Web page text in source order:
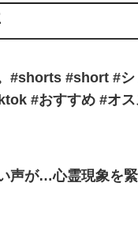
#shorts #short #シ
#おすすめ #オス
声が…心霊現象を緊